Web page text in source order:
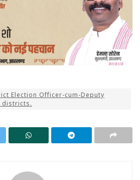
Election Officer-cum-Deputy
districts.